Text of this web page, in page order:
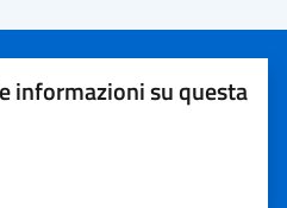
informazioni su questa